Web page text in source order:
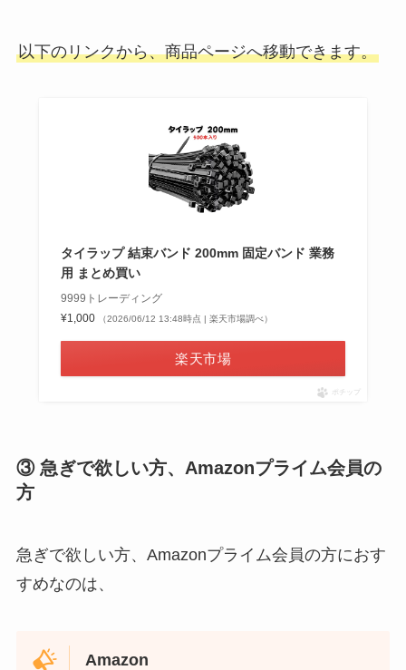
以下のリンクから、商品ページへ移動できます。
タイラップ 結束バンド 200mm 固定バンド 業務
用 まとめ買い
9999トレーディング
¥1,000
（2026/06/12 13:48時点 | 楽天市場調べ）
楽天市場
ポチップ
③ 急ぎで欲しい方、Amazonプライム会員の
方
急ぎで欲しい方、Amazonプライム会員の方におす
すめなのは、
Amazon